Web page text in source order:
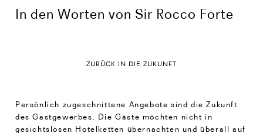
In den Worten von Sir Rocco Forte
ZURÜCK IN DIE ZUKUNFT
Persönlich zugeschnittene Angebote sind die Zukunft
des Gastgewerbes. Die Gäste möchten nicht in
gesichtslosen Hotelketten übernachten und überall auf